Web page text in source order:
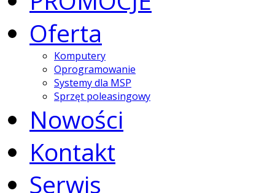
Oferta
Komputery
Oprogramowanie
Systemy dla MSP
Sprzęt poleasingowy
Nowości
Kontakt
Serwis